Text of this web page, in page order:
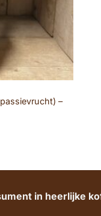
–
in heerlijke